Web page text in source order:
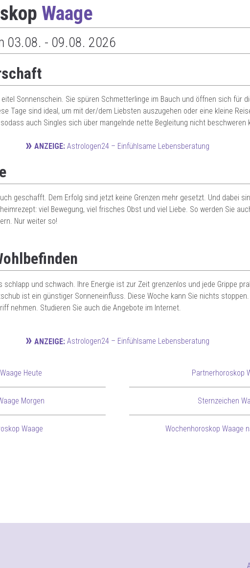
Waage
03.08. - 09.08. 2026
Sonnenschein. Sie spüren Schmetterlinge im Bauch und öffnen sich für
Tage sind ideal, um mit der/dem Liebsten auszugehen oder eine kleine
auch Singles sich über mangelnde nette Begleitung nicht beschweren
» ANZEIGE: Astrologen24 – Einfühlsame Lebensberatung
geschafft. Dem Erfolg sind jetzt keine Grenzen mehr gesetzt. Und dabei
viel Bewegung, viel frisches Obst und viel Liebe. So werden Sie
Nur weiter so!
und schwach. Ihre Energie ist zur Zeit grenzenlos und jede Grippe
ist ein günstiger Sonneneinfluss. Diese Woche kann Sie nichts
nehmen. Studieren Sie auch die Angebote im Internet.
» ANZEIGE: Astrologen24 – Einfühlsame Lebensberatung
Heute
Morgen
Waage
Partnerhoroskop
Sternzeichen
Wochenhoroskop Waage